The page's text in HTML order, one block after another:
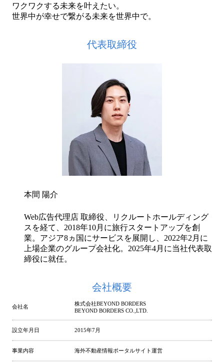
ワクワクする未来を叶えたい。
世界中が幸せで繋がる未来を世界中で。
代表取締役
本間 陽介
Web広告代理店 取締役、リクルートホールディング
スを経て、2018年10月に旅行スタートアップを創
業。アジア8ヵ国にサービスを展開し、2022年2月に
上場企業のグループ会社化。2025年4月に当社代表取
締役に就任。
会社概要
会社名
株式会社BEYOND BORDERS
BEYOND BORDERS CO.,LTD.
設立年月日 2015年7月
事業内容 海外不動産情報ポータルサイト運営